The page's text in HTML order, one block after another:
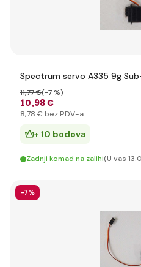
Spectrum servo A335 9g
10,98 €
11,77 €(-7 %)
8,78 € bez PDV-a
+ 10 bodova
Zadnji komad na zalihi(U vas
-7%